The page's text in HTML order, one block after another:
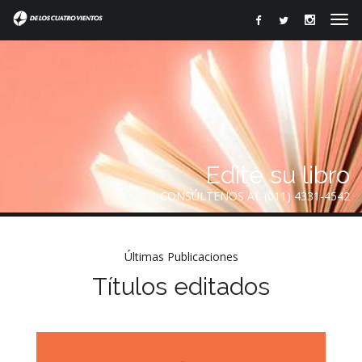
Edite su libro
CONSÚLTENOS AL (011) 4331-4542
Últimas Publicaciones
Títulos editados